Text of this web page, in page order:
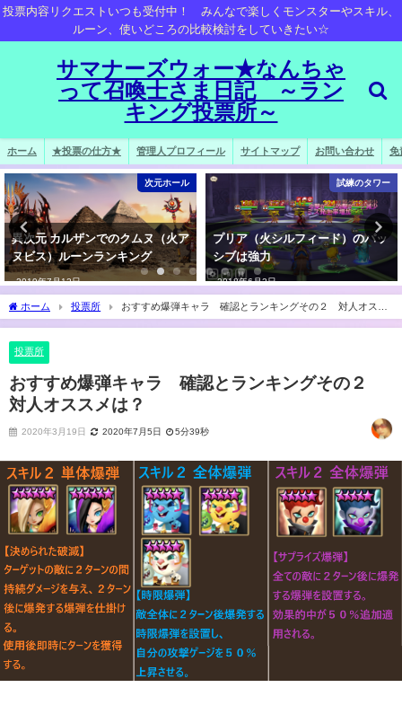
投票内容リクエストいつも受付中！ みんなで楽しくモンスターやスキル、
ルーン、使いどころの比較検討をしていきたい☆
サマナーズウォー★なんちゃ
って召喚士さま日記 ～ラン
キング投票所～
ホーム ★投票の仕方★ 管理人プロフィール サイトマップ お問い合わせ 免
次元ホール
ヌ（火ア
グ
試練のタワー
プリア（火シルフィード）のパッ
シブは強力
2018年6月2日
いらないルーンランキ
2019年5月16日
ホーム 投票所
おすすめ爆弾キャラ 確認とランキングその２ 対人オスス
メは？
投票所
おすすめ爆弾キャラ 確認とランキングその２
対人オススメは？
2020年3月19日 2020年7月5日 5分39秒